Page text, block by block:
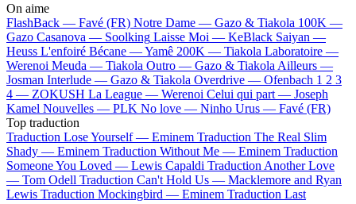
On aime
FlashBack — Favé (FR) Notre Dame — Gazo & Tiakola 100K —
Gazo Casanova — Soolking Laisse Moi — KeBlack Saiyan —
Heuss L'enfoiré Bécane —Yamê 200K — Tiakola Laboratoire —
Werenoi Meuda — Tiakola Outro — Gazo & Tiakola Ailleurs —
Josman Interlude — Gazo & Tiakola Overdrive — Ofenbach 1 2 3
4 — ZOKUSH La League — Werenoi Celui qui part — Joseph
Kamel Nouvelles — PLK No love — Ninho Urus — Favé (FR)
Top traduction
Traduction Lose Yourself — Eminem Traduction The Real Slim
Shady — Eminem Traduction Without Me — Eminem Traduction
Someone You Loved — Lewis Capaldi Traduction Another Love
— Tom Odell Traduction Can't Hold Us — Macklemore and Ryan
Lewis Traduction Mockingbird — Eminem Traduction Last